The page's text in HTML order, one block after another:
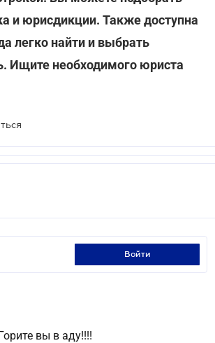
и юрисдикции. Также доступна
легко найти и выбрать
Ищите необходимого юриста
войти
вы в аду!!!!